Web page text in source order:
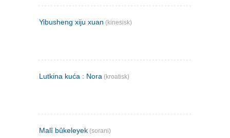
Yibusheng xiju xuan (kinesisk)
Lutkina kuća : Nora (kroatisk)
Malî bûkeleyek (sorani)